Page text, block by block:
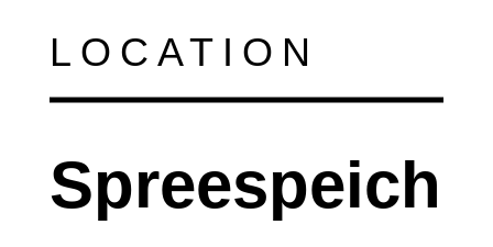
LOCATION
Spreespeich